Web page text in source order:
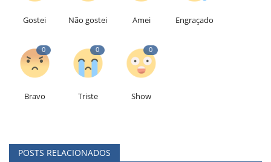
Gostei Não gostei Amei Engraçado
0
Bravo
0
Triste
0
Show
POSTS RELACIONADOS